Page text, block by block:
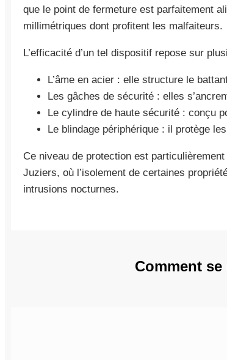
que le point de fermeture est parfaitement
millimétriques dont profitent les malfaiteurs.
L’efficacité d’un tel dispositif repose sur
L’âme en acier : elle structure le
Les gâches de sécurité : elles
Le cylindre de haute sécurité : conçu
Le blindage périphérique : il protège
Ce niveau de protection est
Juziers, où l’isolement de certaines
intrusions nocturnes.
Comment